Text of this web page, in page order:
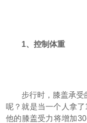
1、控制体重
步行时，膝盖承受
呢？就是当一个人拿
他的膝盖受力将增加